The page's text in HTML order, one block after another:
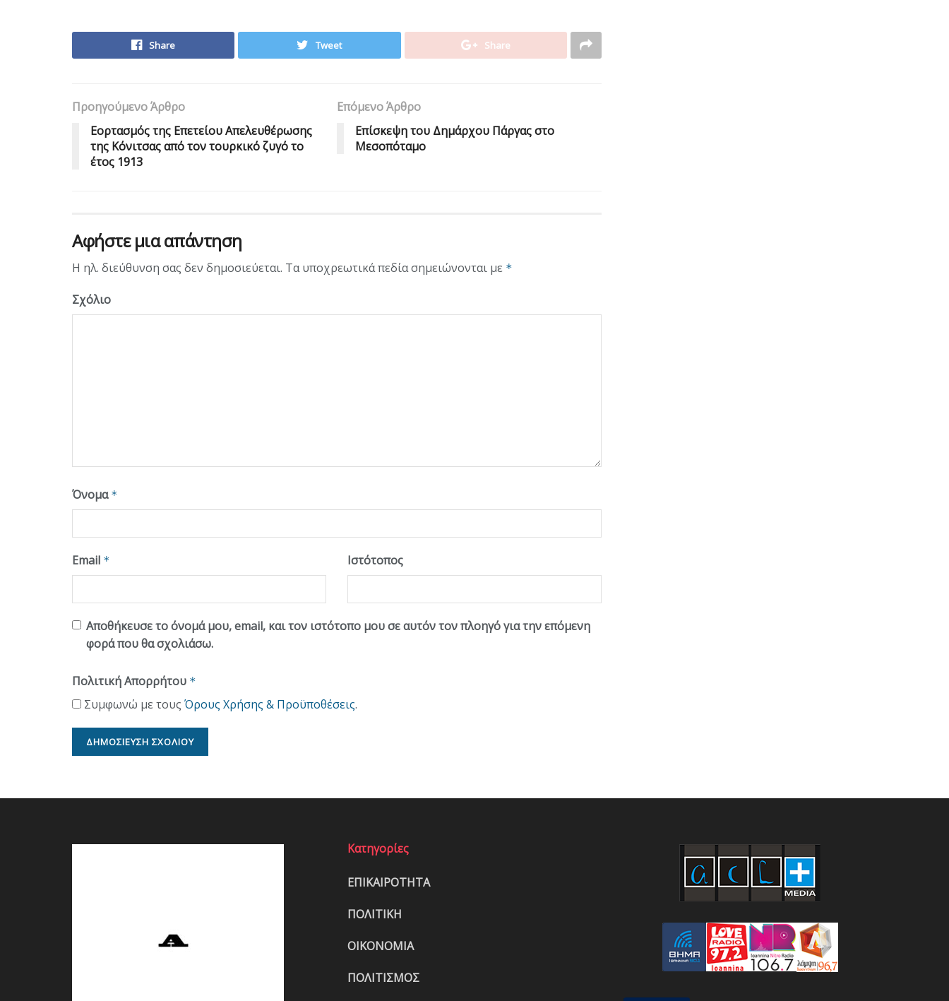
Share Tweet Share
Προηγούμενο Άρθρο
Εορτασμός της Επετείου Απελευθέρωσης
της Κόνιτσας από τον τουρκικό ζυγό το
έτος 1913
Επόμενο Άρθρο
Επίσκεψη του Δημάρχου Πάργας στο
Μεσοπόταμο
Αφήστε μια απάντηση
Η ηλ. διεύθυνση σας δεν δημοσιεύεται. Τα υποχρεωτικά πεδία σημειώνονται με *
Σχόλιο
Όνομα *
Email * Ιστότοπος
Αποθήκευσε το όνομά μου, email, και τον ιστότοπο μου σε αυτόν τον πλοηγό για την επόμενη
φορά που θα σχολιάσω.
Πολιτική Απορρήτου *
Συμφωνώ με τους Όρους Χρήσης & Προϋποθέσεις.
Κατηγορίες
ΕΠΙΚΑΙΡΟΤΗΤΑ
ΠΟΛΙΤΙΚΗ
ΟΙΚΟΝΟΜΙΑ
ΠΟΛΙΤΙΣΜΟΣ